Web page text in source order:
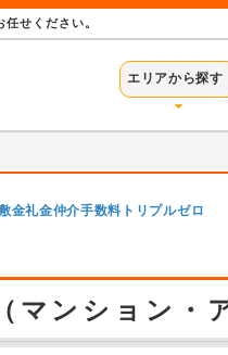
せください。
エリアから探す
金礼金仲介手数料トリプルゼロ
マンション・